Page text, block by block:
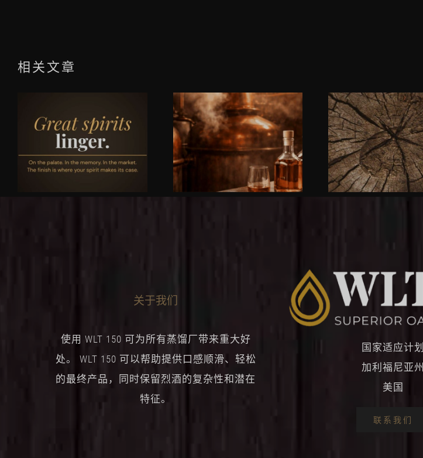
相关文章
关于我们
使用 WLT 150 可为所有蒸馏厂带来重大好
处。 WLT 150 可以帮助提供口感顺滑、轻松
的最终产品，同时保留烈酒的复杂性和潜在
特征。
国家适应计划
加利福尼亚州
美国
联系我们